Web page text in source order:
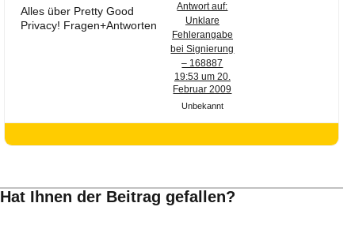
Alles über Pretty Good
Privacy! Fragen+Antworten
Antwort auf:
Unklare
Fehlerangabe
bei Signierung
– 168887
19:53 um 20.
Februar 2009
Unbekannt
Hat Ihnen der Beitrag gefallen?